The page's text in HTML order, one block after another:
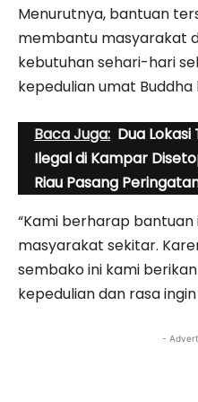
Menurutnya, bantuan
membantu masyarakat
kebutuhan sehari-hari
kepedulian umat
Baca Juga: Dua
Ilegal di Kampar
Riau Pasang
“Kami berharap
masyarakat sekitar.
sembako ini kami
kepedulian dan rasa
-